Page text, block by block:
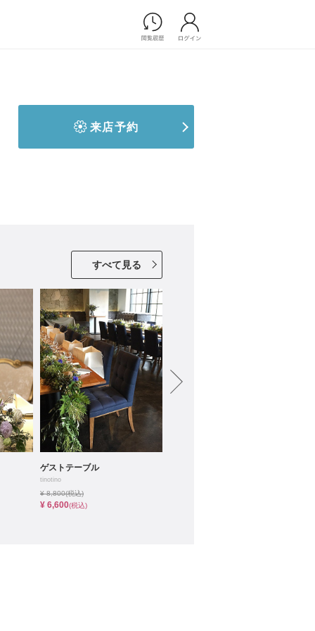
家族フォト/ペット撮影
演出映像
すべてのアイテム
ムービーショップ一覧
来店予約
すべて見る
ゲストテーブル
tinotino
¥ 8,800(税込)
¥ 6,600(税込)